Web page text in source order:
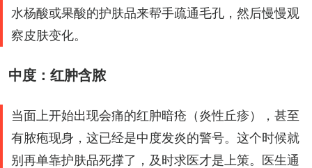
水杨酸或果酸的护肤品来帮手疏通毛孔，然后慢慢观
察皮肤变化。
中度：红肿含脓
当面上开始出现会痛的红肿暗疮（炎性丘疹），甚至
有脓疱现身，这已经是中度发炎的警号。这个时候就
别再单靠护肤品死撑了，及时求医才是上策。医生通